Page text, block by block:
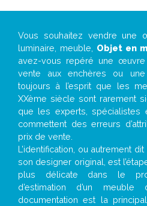
Vous souhaitez vendre une
luminaire, meuble, Objet en
avez-vous repéré une œuvre
vente aux enchères ou
toujours à l’esprit que les
XXème siècle sont rarement
que les experts, spécialistes
commettent des erreurs
prix de vente.
L’identification, ou autrement
son designer original, est
plus délicate dans le
d’estimation d’un
documentation est la